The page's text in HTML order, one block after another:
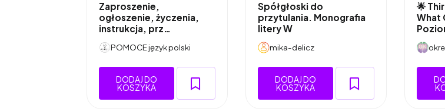
Zaproszenie,
ogłoszenie, życzenia,
instrukcja, prz…
POMOCE język polski
DODAJ DO
KOSZYKA
Spółgłoski do
przytulania. Monografia
litery W
mika-delicz
DODAJ DO
KOSZYKA
🌟
What